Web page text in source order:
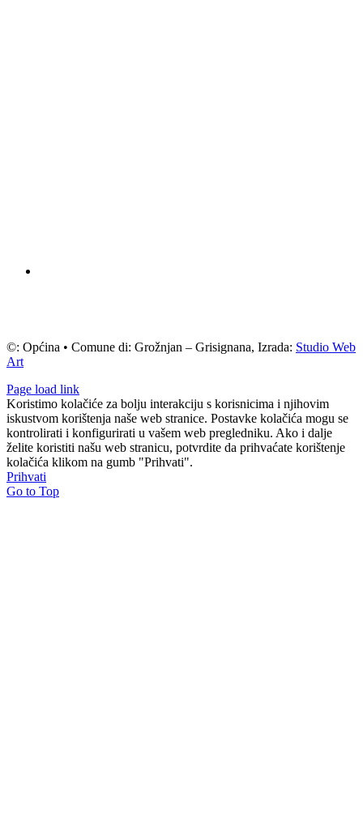
©: Općina • Comune di: Grožnjan – Grisignana, Izrada: Studio Web
Art
Page load link
Koristimo kolačiće za bolju interakciju s korisnicima i njihovim
iskustvom korištenja naše web stranice. Postavke kolačića mogu se
kontrolirati i konfigurirati u vašem web pregledniku. Ako i dalje
želite koristiti našu web stranicu, potvrdite da prihvaćate korištenje
kolačića klikom na gumb "Prihvati".
Prihvati
Go to Top